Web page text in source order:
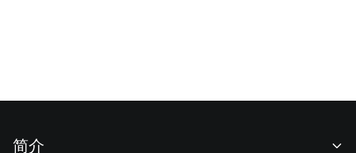
简介